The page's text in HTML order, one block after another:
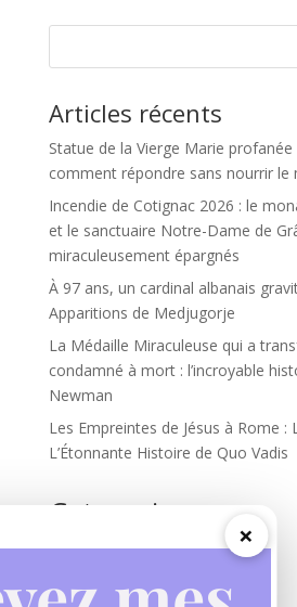
Articles récents
Statue de la Vierge Marie
comment répondre sans nourrir le
Incendie de Cotignac 2026 : le
et le sanctuaire Notre-Dame de
miraculeusement épargnés
À 97 ans, un cardinal albanais
Apparitions de Medjugorje
La Médaille Miraculeuse qui a
condamné à mort : l’incroyable
Newman
Les Empreintes de Jésus à Rome :
L’Étonnante Histoire de Quo Vadis
Categories
Actualités
×